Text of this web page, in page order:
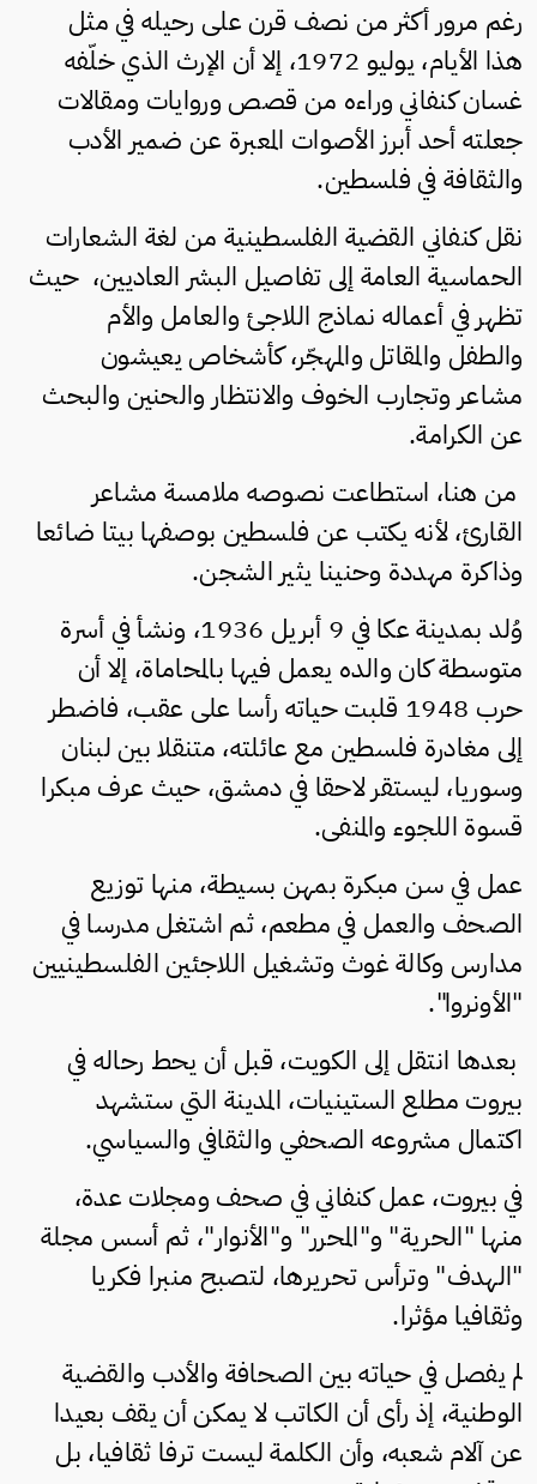
رغم مرور أكثر من نصف قرن على رحيله في مثل
هذا الأيام، يوليو 1972، إلا أن الإرث الذي خلّفه
غسان كنفاني وراءه من قصص وروايات ومقالات
جعلته أحد أبرز الأصوات المعبرة عن ضمير الأدب
والثقافة في فلسطين.
نقل كنفاني القضية الفلسطينية من لغة الشعارات
الحماسية العامة إلى تفاصيل البشر العاديين، حيث
تظهر في أعماله نماذج اللاجئ والعامل والأم
والطفل والمقاتل والمهجّر، كأشخاص يعيشون
مشاعر وتجارب الخوف والانتظار والحنين والبحث
عن الكرامة.
من هنا، استطاعت نصوصه ملامسة مشاعر
القارئ، لأنه يكتب عن فلسطين بوصفها بيتا ضائعا
وذاكرة مهددة وحنينا يثير الشجن.
وُلد بمدينة عكا في 9 أبريل 1936، ونشأ في أسرة
متوسطة كان والده يعمل فيها بالمحاماة، إلا أن
حرب 1948 قلبت حياته رأسا على عقب، فاضطر
إلى مغادرة فلسطين مع عائلته، متنقلا بين لبنان
وسوريا، ليستقر لاحقا في دمشق، حيث عرف مبكرا
قسوة اللجوء والمنفى.
عمل في سن مبكرة بمهن بسيطة، منها توزيع
الصحف والعمل في مطعم، ثم اشتغل مدرسا في
مدارس وكالة غوث وتشغيل اللاجئين الفلسطينيين
"الأونروا".
بعدها انتقل إلى الكويت، قبل أن يحط رحاله في
بيروت مطلع الستينيات، المدينة التي ستشهد
اكتمال مشروعه الصحفي والثقافي والسياسي.
في بيروت، عمل كنفاني في صحف ومجلات عدة،
منها "الحرية" و"المحرر" و"الأنوار"، ثم أسس مجلة
"الهدف" وترأس تحريرها، لتصبح منبرا فكريا
وثقافيا مؤثرا.
لم يفصل في حياته بين الصحافة والأدب والقضية
الوطنية، إذ رأى أن الكاتب لا يمكن أن يقف بعيدا
عن آلام شعبه، وأن الكلمة ليست ترفا ثقافيا، بل